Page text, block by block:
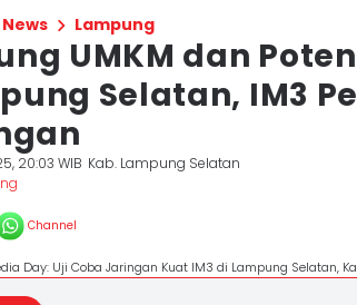
News Lampung
UMKM dan
Selatan, IM3
20:03 WIB Kab. Lampung Selatan
Channel
Day: Uji Coba Jaringan Kuat IM3 di Lampung Selatan,